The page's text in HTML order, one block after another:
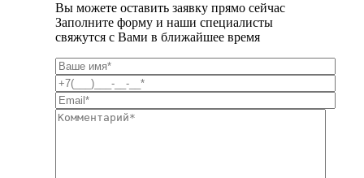
Вы можете оставить заявку прямо сейчас
Заполните форму и наши специалисты
свяжутся с Вами в ближайшее время